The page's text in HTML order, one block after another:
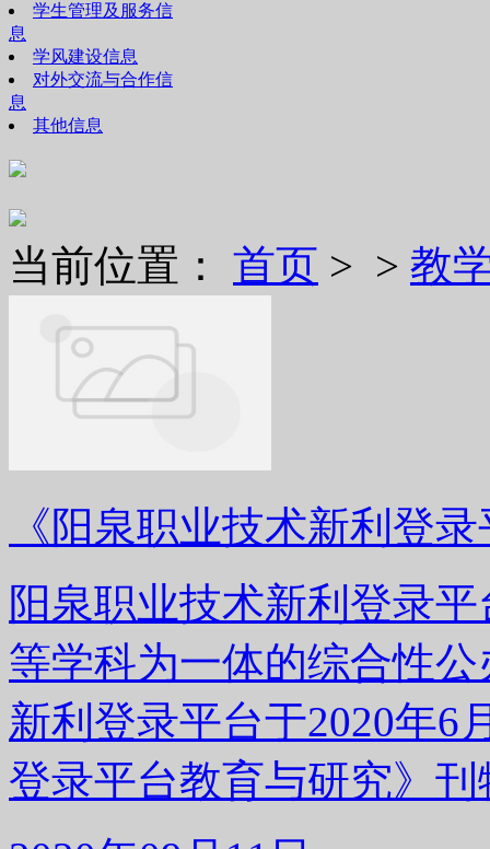
学生管理及服务信
息
学风建设信息
对外交流与合作信
息
其他信息
当前位置： 首页 > > 教
《阳泉职业技术新利登
阳泉职业技术新利登录
等学科为一体的综合性
新利登录平台于2020年6
登录平台教育与研究》